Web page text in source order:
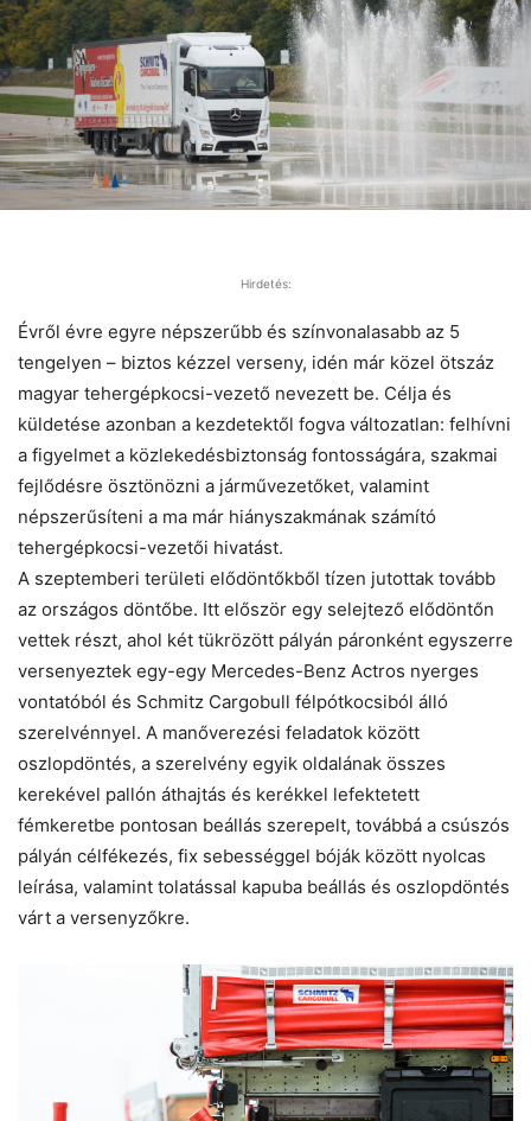
Hirdetés:
Évről évre egyre népszerűbb és színvonalasabb az 5
tengelyen – biztos kézzel verseny, idén már közel ötszáz
magyar tehergépkocsi-vezető nevezett be. Célja és
küldetése azonban a kezdetektől fogva változatlan: felhívni
a figyelmet a közlekedésbiztonság fontosságára, szakmai
fejlődésre ösztönözni a járművezetőket, valamint
népszerűsíteni a ma már hiányszakmának számító
tehergépkocsi-vezetői hivatást.
A szeptemberi területi elődöntőkből tízen jutottak tovább
az országos döntőbe. Itt először egy selejtező elődöntőn
vettek részt, ahol két tükrözött pályán páronként egyszerre
versenyeztek egy-egy Mercedes-Benz Actros nyerges
vontatóból és Schmitz Cargobull félpótkocsiból álló
szerelvénnyel. A manőverezési feladatok között
oszlopdöntés, a szerelvény egyik oldalának összes
kerekével pallón áthajtás és kerékkel lefektetett
fémkeretbe pontosan beállás szerepelt, továbbá a csúszós
pályán célfékezés, fix sebességgel bóják között nyolcas
leírása, valamint tolatással kapuba beállás és oszlopdöntés
várt a versenyzőkre.